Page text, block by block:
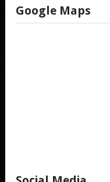
Google Maps